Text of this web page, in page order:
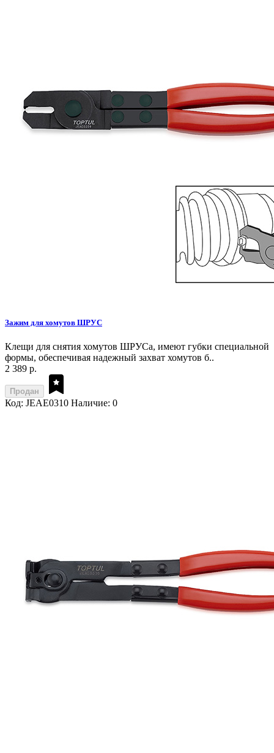
Зажим для хомутов ШРУС
Клещи для снятия хомутов ШРУСа, имеют губки специальной
формы, обеспечивая надежный захват хомутов б..
2 389 р.
Продан
Код: JEAE0310 Наличие: 0